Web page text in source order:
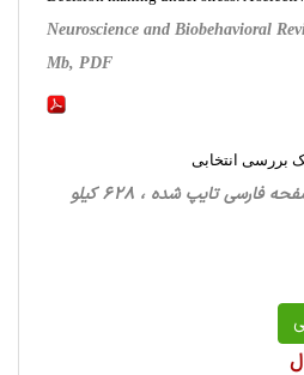
Neuroscience and Biobehavioral
Mb, PDF
بررسی انتخابی
، روانشناسی‌ عمومی، 40 صفحه فارسی تایپ شده ، 628 کیلو